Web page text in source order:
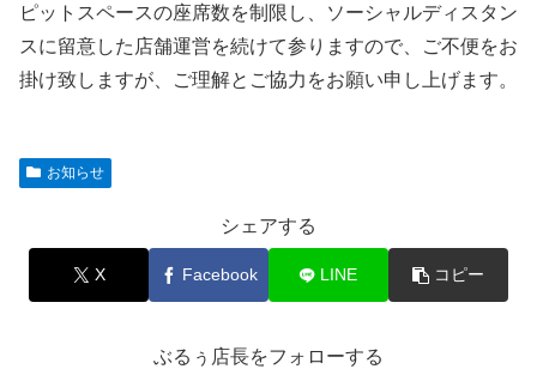
ピットスペースの座席数を制限し、ソーシャルディスタン
スに留意した店舗運営を続けて参りますので、ご不便をお
掛け致しますが、ご理解とご協力をお願い申し上げます。
お知らせ
シェアする
X Facebook LINE コピー
ぶるぅ店長をフォローする